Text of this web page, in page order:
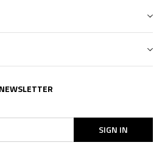
NEWSLETTER
SIGN IN